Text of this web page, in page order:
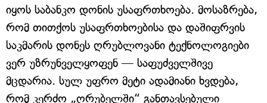
იყოს საბანკო დონის უსაფრთხოება. მოსაზრება,
რომ თითქოს უსაფრთხოებისა და დაშიფრვის
საკმარის დონეს ღრუბლოვანი ტექნოლოგიები
ვერ უზრუნველყოფენ — საფუძველშივე
მცდარია. სულ უფრო მეტი ადამიანი ხვდება,
რომ კერძო „ღრუბელში“ განთავსებული